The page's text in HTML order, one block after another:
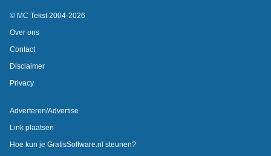
© MC Tekst 2004-2026
Over ons
Contact
Disclaimer
Privacy
Adverteren/Advertise
Link plaatsen
Hoe kun je GratisSoftware.nl steunen?